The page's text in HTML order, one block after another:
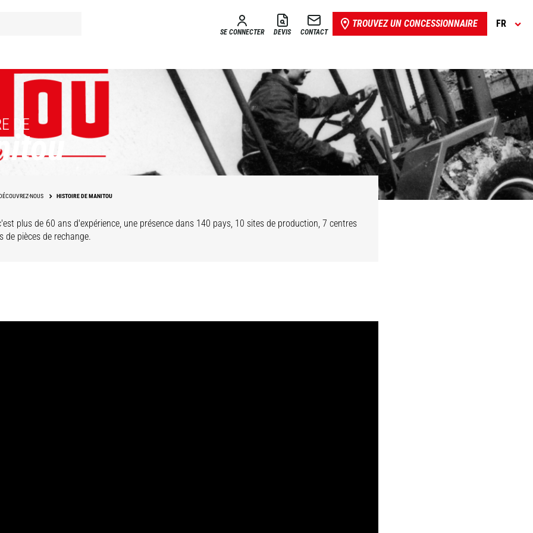
SE CONNECTER DEVIS CONTACT
TROUVEZ UN CONCESSIONNAIRE FR
DE
NOUS HISTOIRE DE MANITOU
plus de 60 ans d'expérience, une présence dans 140 pays, 10 sites de production, 7 centres
de pièces de rechange.